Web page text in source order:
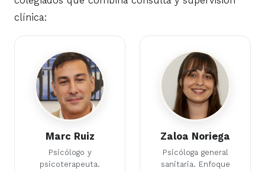
clínica:
Marc Ruiz
Psicólogo y
psicoterapeuta.
Zaloa Noriega
Psicóloga general
sanitaria. Enfoque